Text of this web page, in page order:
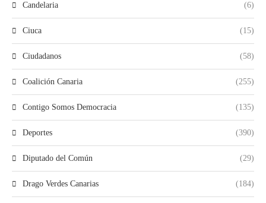
Candelaria (6)
Ciuca (15)
Ciudadanos (58)
Coalición Canaria (255)
Contigo Somos Democracia (135)
Deportes (390)
Diputado del Común (29)
Drago Verdes Canarias (184)